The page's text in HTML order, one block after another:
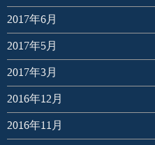
2017年6月
2017年5月
2017年3月
2016年12月
2016年11月